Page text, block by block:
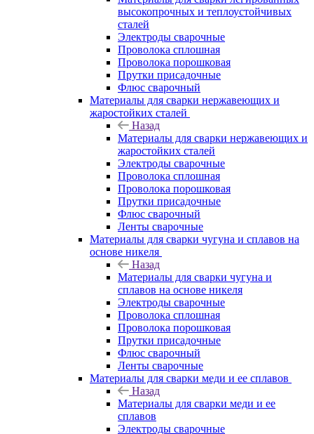
высокопрочных и теплоустойчивых
сталей
Электроды сварочные
Проволока сплошная
Проволока порошковая
Прутки присадочные
Флюс сварочный
Материалы для сварки нержавеющих и
жаростойких сталей
Назад
Материалы для сварки нержавеющих и
жаростойких сталей
Электроды сварочные
Проволока сплошная
Проволока порошковая
Прутки присадочные
Флюс сварочный
Ленты сварочные
Материалы для сварки чугуна и сплавов на
основе никеля
Назад
Материалы для сварки чугуна и
сплавов на основе никеля
Электроды сварочные
Проволока сплошная
Проволока порошковая
Прутки присадочные
Флюс сварочный
Ленты сварочные
Материалы для сварки меди и ее сплавов
Назад
Материалы для сварки меди и ее
сплавов
Электроды сварочные